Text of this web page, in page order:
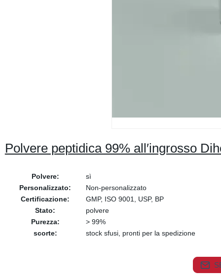
Polvere peptidica 99% all′ingrosso
Polvere:
sì
Personalizzato:
Non-personalizzato
Certificazione:
GMP, ISO 9001, USP, BP
Stato:
polvere
Purezza:
> 99%
scorte:
stock sfusi, pronti per la spedizione